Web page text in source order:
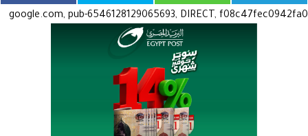
google.com, pub-6546128129065693, DIRECT, f08c47fec0942fa0